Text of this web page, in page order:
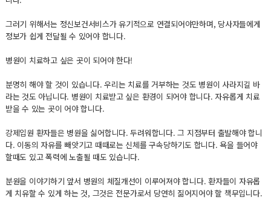
그러기 위해서는 정신보건서비스가 유기적으로 연결되어야만하며, 당사자들에게
정보가 쉽게 전달될 수 있어야 합니다.
병원이 치료하고 싶은 곳이 되어야 한다!
분명히 해야 할 것이 있습니다. 우리는 치료를 거부하는 것도 병원이 사라지길 바
라는 것도 아닙니다. 병원이 치료받고 싶은 환경이 되어야 합니다. 자유롭게 치료
받을 수 있는 곳이 어야 합니다.
강제입원 환자들은 병원을 싫어합니다. 두려워합니다. 그 지점부터 출발해야 합니
다. 이동의 자유를 빼앗기고 때때로는 신체를 구속당하기도 합니다. 욕을 들어야
할때도 있고 폭력에 노출될 때도 있습니다.
분원을 이야기하기 앞서 병원의 체질개선이 이루어져야 합니다. 환자들이 자유롭
게 치유할 수 있게 하는 것, 그것은 전문가로서 당연히 짊어지어야 할 책무입니다.